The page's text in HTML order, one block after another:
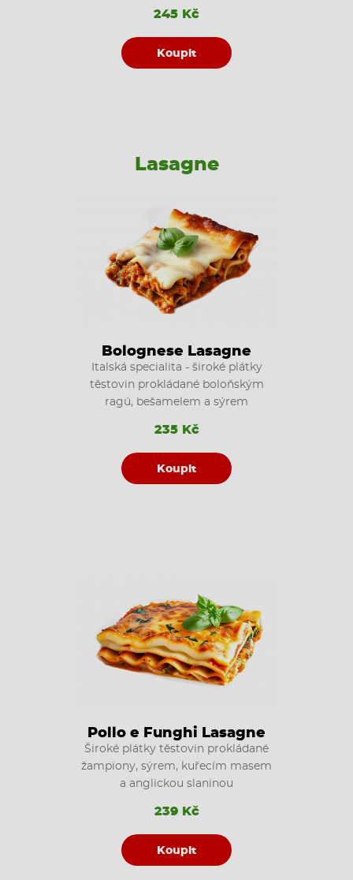
245 Kč
Koupit
Lasagne
Bolognese Lasagne
Italská specialita - široké plátky
těstovin prokládané boloňským
ragú, bešamelem a sýrem
235 Kč
Koupit
Pollo e Funghi Lasagne
Široké plátky těstovin prokládané
žampiony, sýrem, kuřecím masem
a anglickou slaninou
239 Kč
Koupit